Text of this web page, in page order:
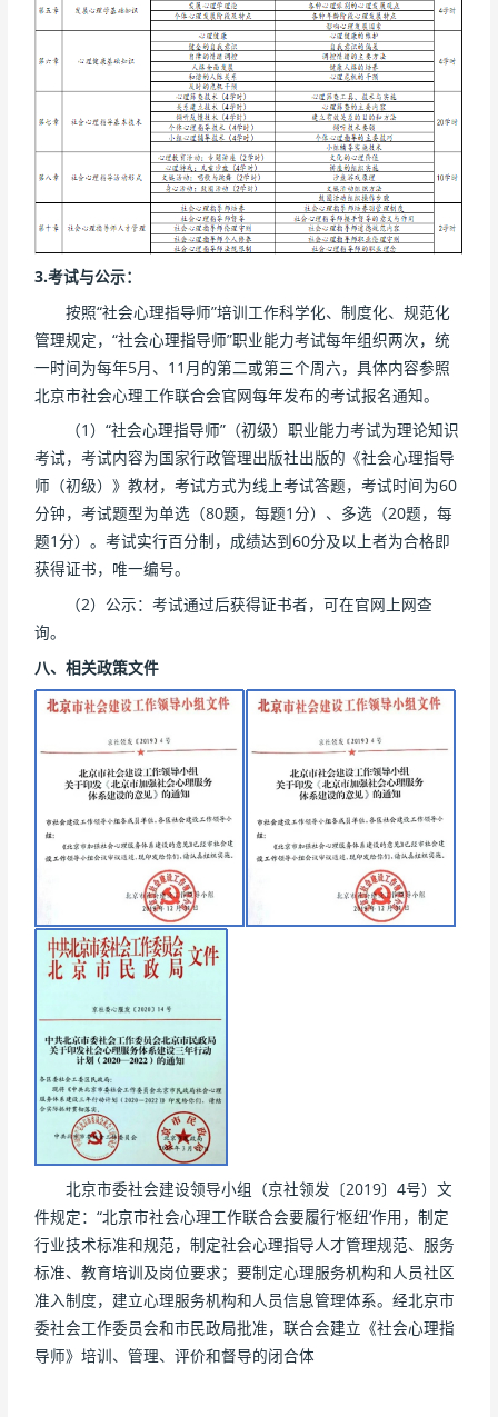
3.考试与公示：
按照“社会心理指导师”培训工作科学化、制度化、规范化
管理规定，“社会心理指导师”职业能力考试每年组织两次，统
一时间为每年5月、11月的第二或第三个周六，具体内容参照
北京市社会心理工作联合会官网每年发布的考试报名通知。
（1）“社会心理指导师”（初级）职业能力考试为理论知识
考试，考试内容为国家行政管理出版社出版的《社会心理指导
师（初级）》教材，考试方式为线上考试答题，考试时间为60
分钟，考试题型为单选（80题，每题1分）、多选（20题，每
题1分）。考试实行百分制，成绩达到60分及以上者为合格即
获得证书，唯一编号。
（2）公示：考试通过后获得证书者，可在官网上网查
询。
八、相关政策文件
北京市委社会建设领导小组（京社领发〔2019〕4号）文
件规定：“北京市社会心理工作联合会要履行‘枢纽’作用，制定
行业技术标准和规范，制定社会心理指导人才管理规范、服务
标准、教育培训及岗位要求；要制定心理服务机构和人员社区
准入制度，建立心理服务机构和人员信息管理体系。经北京市
委社会工作委员会和市民政局批准，联合会建立《社会心理指
导师》培训、管理、评价和督导的闭合体